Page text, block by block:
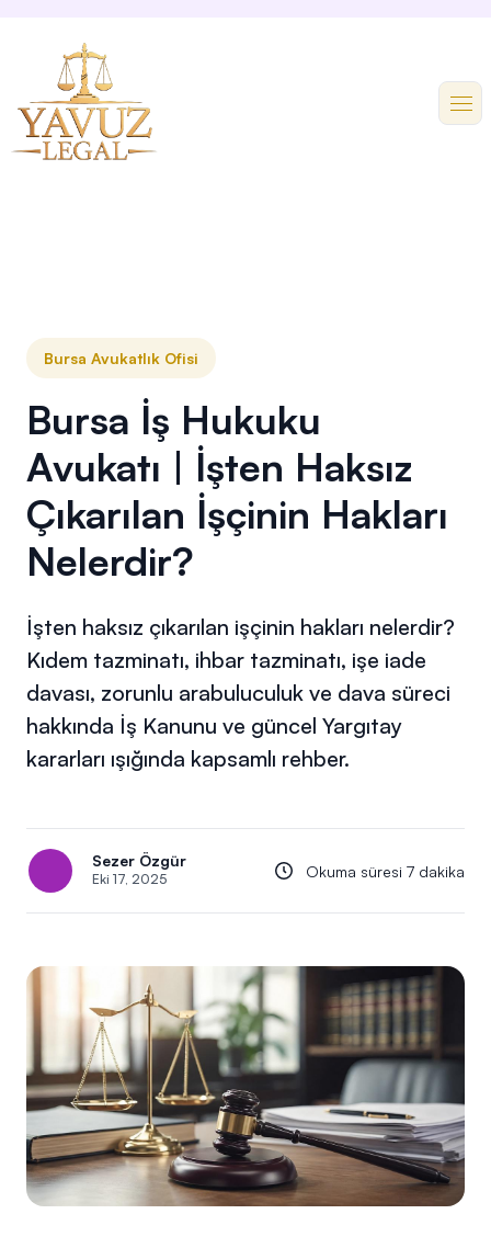
Bursa Avukatlık Ofisi
Bursa İş Hukuku
Avukatı | İşten Haksız
Çıkarılan İşçinin Hakları
Nelerdir?
İşten haksız çıkarılan işçinin hakları nelerdir?
Kıdem tazminatı, ihbar tazminatı, işe iade
davası, zorunlu arabuluculuk ve dava süreci
hakkında İş Kanunu ve güncel Yargıtay
kararları ışığında kapsamlı rehber.
Sezer Özgür
Eki 17, 2025 Okuma süresi 7 dakika